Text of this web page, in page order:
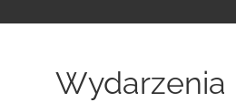
Wydarzenia